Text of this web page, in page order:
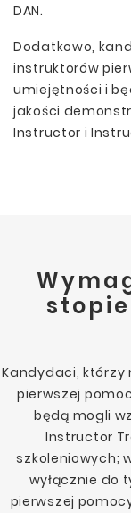
DAN.
Dodatkowo,
instruktorów
umiejętności i
jakości
Instructor i
Kandydaci, którzy
pierwszej
będą mogli
Instructor
szkoleniowych;
wyłącznie do
pierwszej